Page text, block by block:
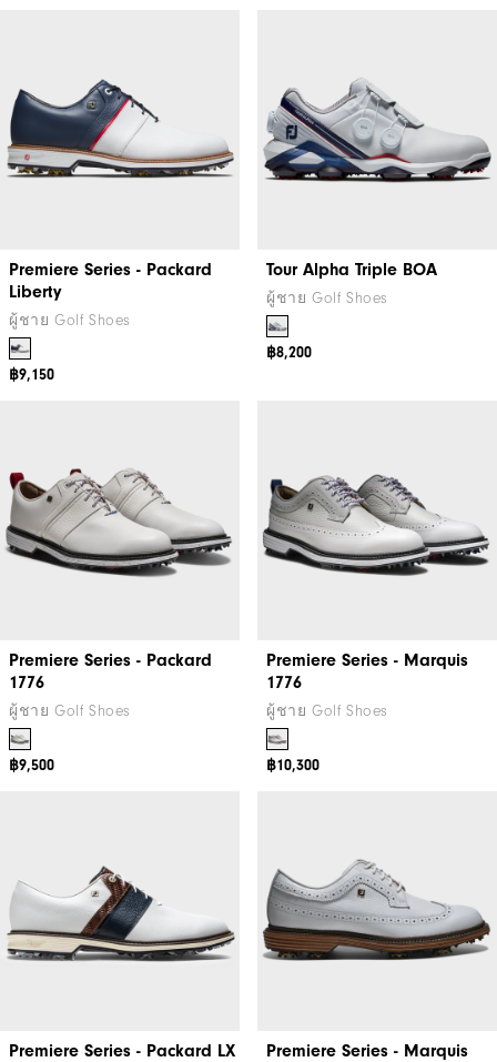
Premiere Series - Packard
Liberty
ผู้ชาย Golf Shoes
฿9,150
Tour Alpha Triple BOA
ผู้ชาย Golf Shoes
฿8,200
Premiere Series - Packard
1776
ผู้ชาย Golf Shoes
฿9,500
Premiere Series - Marquis
1776
ผู้ชาย Golf Shoes
฿10,300
Premiere Series - Packard LX Premiere Series - Marquis